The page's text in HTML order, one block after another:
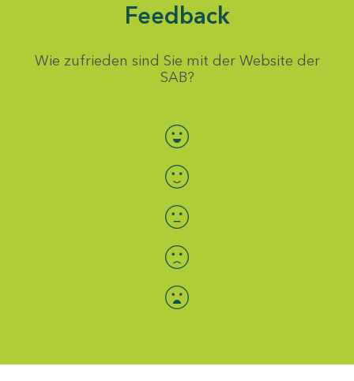
Feedback
Wie zufrieden sind Sie mit der Website der
SAB?
Bewertung auswählen